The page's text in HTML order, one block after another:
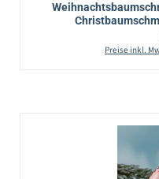
Preise inkl.